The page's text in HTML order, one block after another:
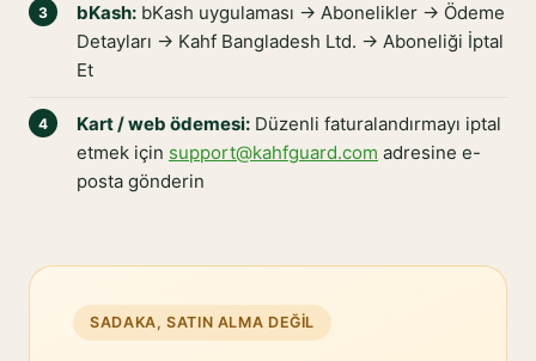
bKash: bKash uygulaması → Abonelikler → Ödeme
Detayları → Kahf Bangladesh Ltd. → Aboneliği İptal
Et
Kart / web ödemesi: Düzenli faturalandırmayı iptal
etmek için support@kahfguard.com adresine e-
posta gönderin
SADAKA, SATIN ALMA DEĞIL